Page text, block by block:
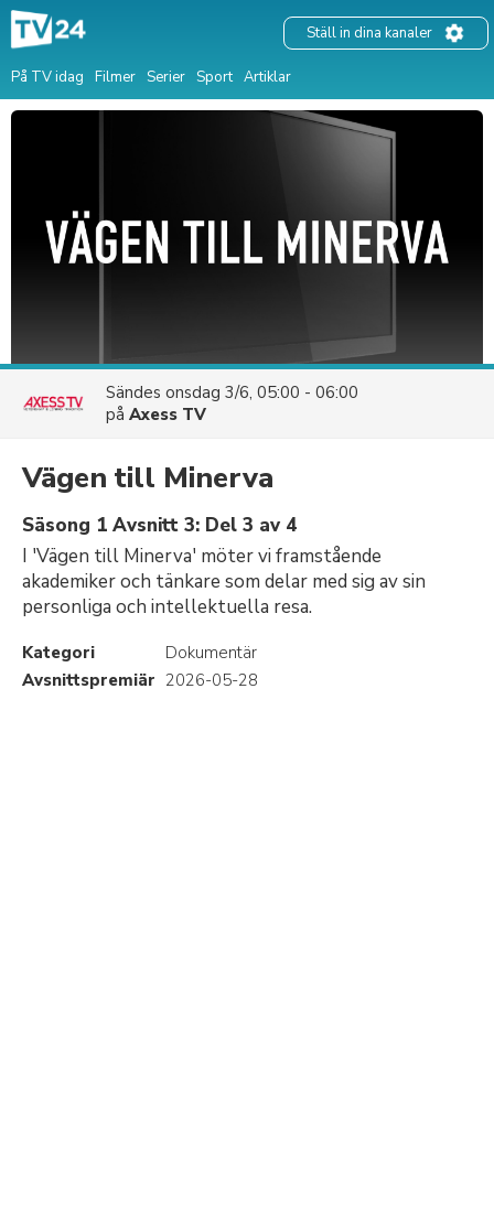
På TV idag Filmer Serier Sport Artiklar
Ställ in dina kanaler
Sändes onsdag 3/6, 05:00 - 06:00
på Axess TV
Vägen till Minerva
Säsong 1 Avsnitt 3: Del 3 av 4
I 'Vägen till Minerva' möter vi framstående
akademiker och tänkare som delar med sig av sin
personliga och intellektuella resa.
Kategori
Dokumentär
Avsnittspremiär 2026-05-28